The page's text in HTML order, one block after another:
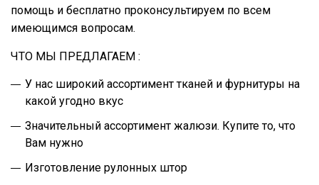
помощь и бесплатно проконсультируем по всем
имеющимся вопросам.
ЧТО МЫ ПРЕДЛАГАЕМ :
У нас широкий ассортимент тканей и фурнитуры на
какой угодно вкус
Значительный ассортимент жалюзи. Купите то, что
Вам нужно
Изготовление рулонных штор